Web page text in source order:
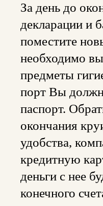
За день до
декларации и
поместите
необходимо
предметы
порт Вы
паспорт.
окончания
удобства,
кредитную
деньги с нее
конечного